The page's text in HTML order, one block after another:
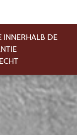
INNERHALB DE